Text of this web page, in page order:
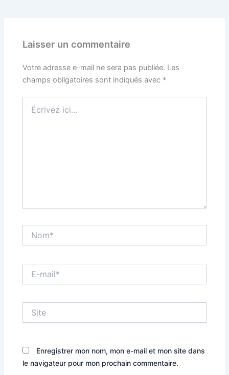
Laisser un commentaire
Votre adresse e-mail ne sera pas publiée. Les
champs obligatoires sont indiqués avec *
ici…
mail*
Enregistrer mon nom, mon e-mail et mon site dans
le navigateur pour mon prochain commentaire.